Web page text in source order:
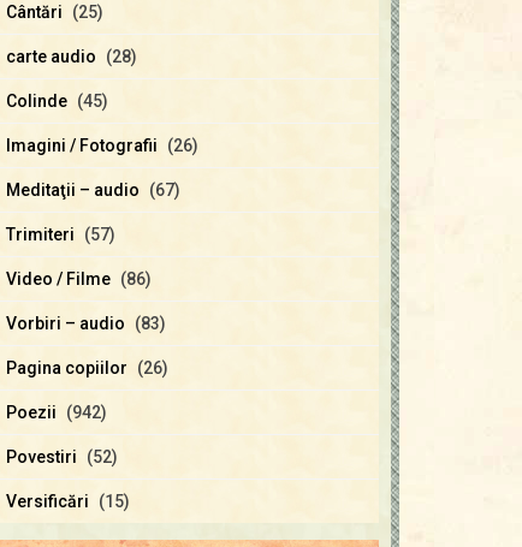
Cântări (25)
carte audio (28)
Colinde (45)
Imagini / Fotografii (26)
Meditaţii – audio (67)
Trimiteri (57)
Video / Filme (86)
Vorbiri – audio (83)
Pagina copiilor (26)
Poezii (942)
Povestiri (52)
Versificări (15)